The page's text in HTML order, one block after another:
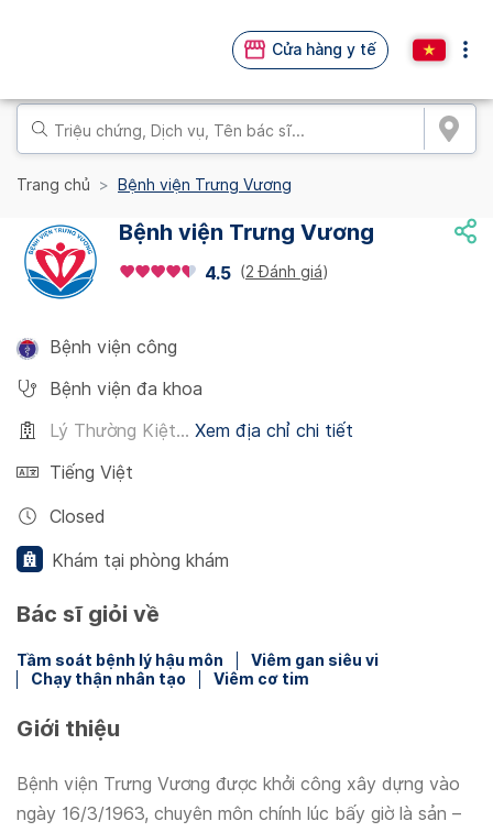
Cửa hàng y tế
Trang chủ Bệnh viện Trưng Vương
Bệnh viện Trưng Vương
4.5 (2 Đánh giá)
Bệnh viện công
Bệnh viện đa khoa
Lý Thường Kiệt... Xem địa chỉ chi tiết
Tiếng Việt
Closed
Khám tại phòng khám
Bác sĩ giỏi về
Tầm soát bệnh lý hậu môn
Viêm gan siêu vi
Chạy thận nhân tạo
Viêm cơ tim
Giới thiệu
Bệnh viện Trưng Vương được khởi công xây dựng vào
ngày 16/3/1963, chuyên môn chính lúc bấy giờ là sản –